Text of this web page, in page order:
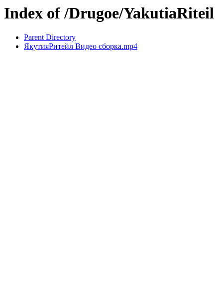
Index of /Drugoe/YakutiaRiteil
Parent Directory
ЯкутияРитейл Видео сборка.mp4